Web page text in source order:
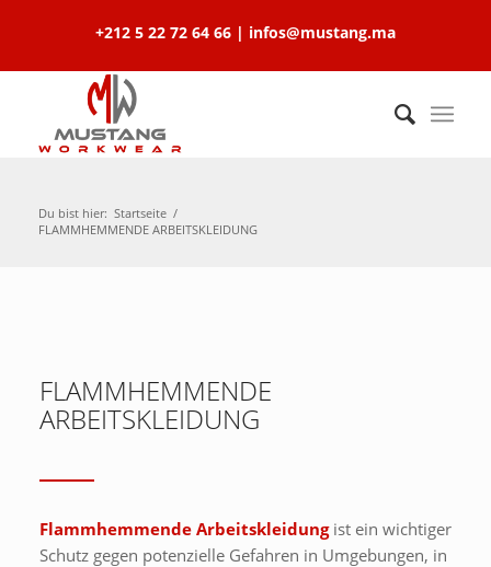
+212 5 22 72 64 66 | infos@mustang.ma
Du bist hier: Startseite /
FLAMMHEMMENDE ARBEITSKLEIDUNG
FLAMMHEMMENDE
ARBEITSKLEIDUNG
Flammhemmende Arbeitskleidung ist ein wichtiger
Schutz gegen potenzielle Gefahren in Umgebungen, in